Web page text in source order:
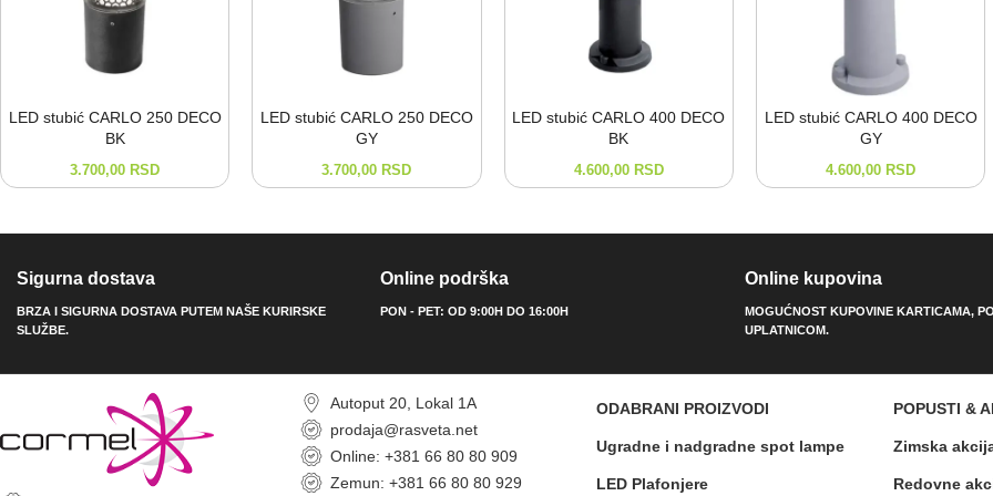
LED stubić CARLO 250 DECO
BK
3.700,00 RSD
LED stubić CARLO 250 DECO
GY
3.700,00 RSD
LED stubić CARLO 400 DECO
BK
4.600,00 RSD
LED stubić CARLO 400 DECO
GY
4.600,00 RSD
Sigurna dostava
BRZA I SIGURNA DOSTAVA PUTEM NAŠE KURIRSKE
SLUŽBE.
Online podrška
PON - PET: OD 9:00H DO 16:00H
Online kupovina
MOGUĆNOST KUPOVINE KARTICAMA,
UPLATNICOM.
Autoput 20, Lokal 1A
prodaja@rasveta.net
Online: +381 66 80 80 909
Zemun: +381 66 80 80 929
ODABRANI PROIZVODI
Ugradne i nadgradne spot lampe
LED Plafonjere
POPUSTI &
Zimska
Redovne